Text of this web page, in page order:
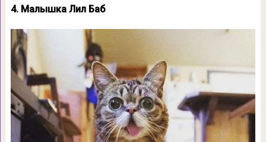
4. Малышка Лил Баб